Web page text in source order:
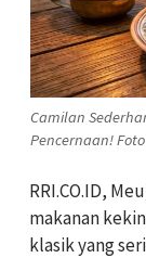
Camilan
Pencernaan!
RRI.CO.ID,
makanan
klasik yang